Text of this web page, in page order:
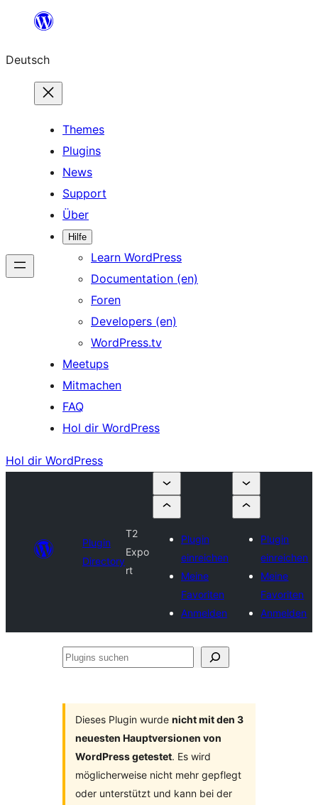
springen
Deutsch
Themes
Plugins
News
Support
Über
Hilfe
Learn WordPress
Documentation (en)
Foren
Developers (en)
WordPress.tv
Meetups
Mitmachen
FAQ
Hol dir WordPress
Hol dir WordPress
Plugin
Directory
T2
Expo
rt
Plugin
einreichen
Meine
Favoriten
Anmelden
Plugin
einreichen
Meine
Favoriten
Anmelden
Plugins
Dieses Plugin wurde nicht mit den 3
neuesten Hauptversionen von
WordPress getestet. Es wird
möglicherweise nicht mehr gepflegt
oder unterstützt und kann bei der